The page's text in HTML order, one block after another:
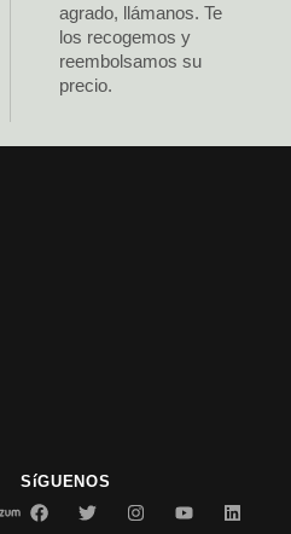
agrado, llámanos. Te
los recogemos y
reembolsamos su
precio.
SíGUENOS